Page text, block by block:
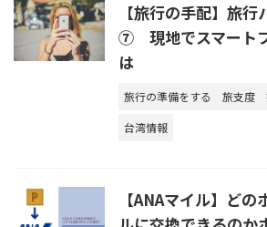
【旅行の手配】旅
⑦ 現地でスマート
は
旅行の準備をする 旅支度
台湾情報
【ANAマイル】ど